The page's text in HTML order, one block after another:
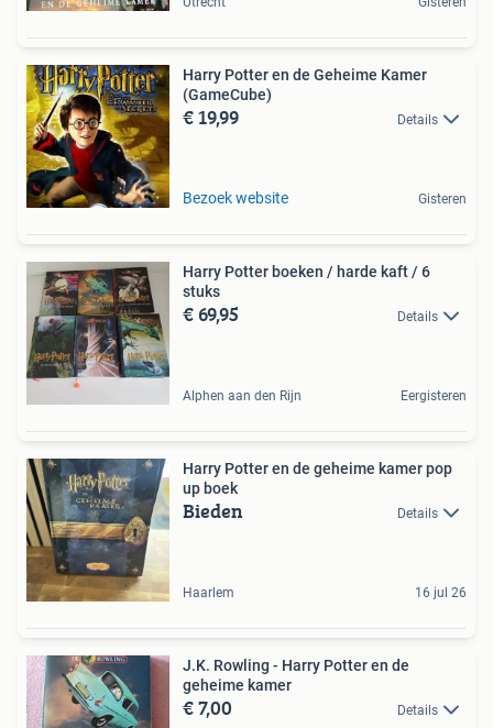
Harry Potter en de Geheime Kamer
(GameCube)
€ 19,99 Details
Bezoek website Gisteren
Harry Potter boeken / harde kaft / 6
stuks
€ 69,95 Details
Alphen aan den Rijn Eergisteren
Harry Potter en de geheime kamer pop
up boek
Bieden Details
Haarlem 16 jul 26
J.K. Rowling - Harry Potter en de
geheime kamer
€ 7,00 Details